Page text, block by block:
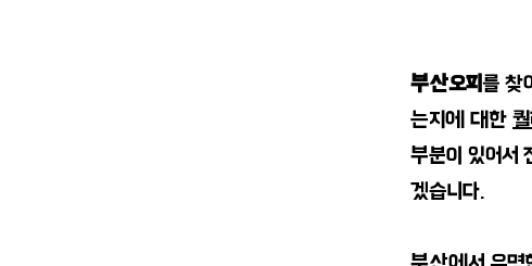
부산오피 를 찾
는지에 대한
부분이 있어서
겠습니다.